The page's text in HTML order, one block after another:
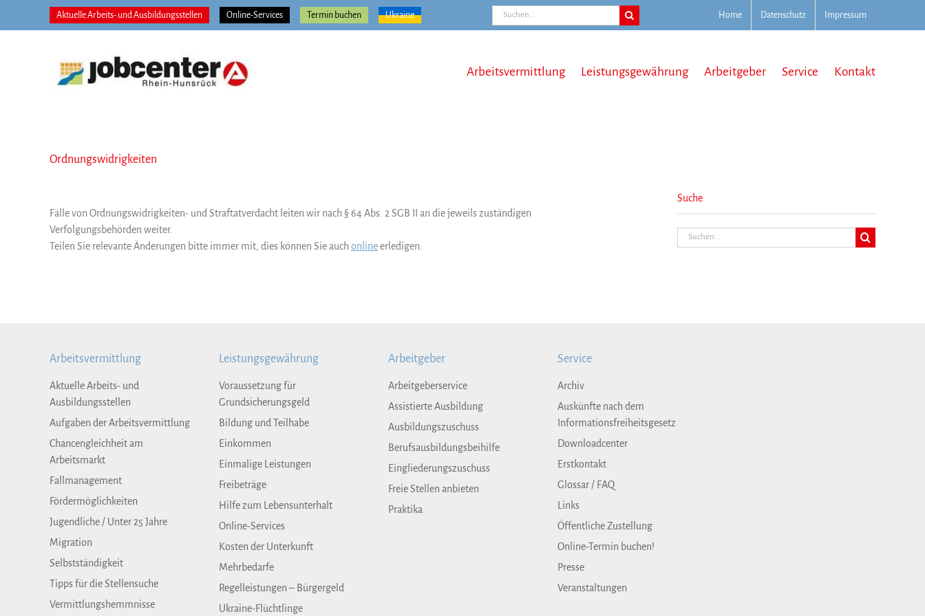
Aktuelle Arbeits- und Ausbildungsstellen Online-Services Termin buchen Ukraine
Suche
nach:
Home Datenschutz Impressum
Arbeitsvermittlung Leistungsgewährung Arbeitgeber Service Kontakt
Ordnungswidrigkeiten
Fälle von Ordnungswidrigkeiten- und Straftatverdacht leiten wir nach § 64 Abs. 2 SGB II an die jeweils zuständigen
Verfolgungsbehörden weiter.
Teilen Sie relevante Änderungen bitte immer mit, dies können Sie auch onlineerledigen.
Suche
Suche
Arbeitsvermittlung
Aktuelle Arbeits- und
Ausbildungsstellen
Aufgaben der Arbeitsvermittlung
Chancengleichheit am
Arbeitsmarkt
Fallmanagement
Fördermöglichkeiten
Jugendliche / Unter 25 Jahre
Migration
Selbstständigkeit
Tipps für die Stellensuche
Vermittlungshemmnisse
Leistungsgewährung
Voraussetzung für
Grundsicherungsgeld
Bildung und Teilhabe
Einkommen
Einmalige Leistungen
Freibeträge
Hilfe zum Lebensunterhalt
Online-Services
Kosten der Unterkunft
Mehrbedarfe
Regelleistungen – Bürgergeld
Ukraine-Flüchtlinge
Arbeitgeber
Arbeitgeberservice
Assistierte Ausbildung
Ausbildungszuschuss
Berufsausbildungsbeihilfe
Eingliederungszuschuss
Freie Stellen anbieten
Praktika
Service
Archiv
Auskünfte nach dem
Informationsfreiheitsgesetz
Downloadcenter
Erstkontakt
Glossar / FAQ
Links
Öffentliche Zustellung
Online-Termin buchen!
Presse
Veranstaltungen